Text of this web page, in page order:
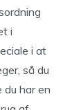
i
i at
så du
har en